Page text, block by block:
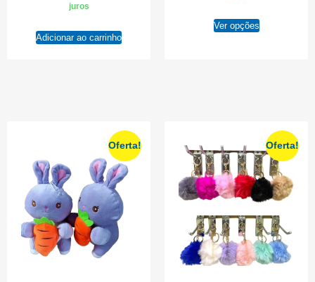
juros
Adicionar ao carrinho
Ver opções
Oferta! Oferta!